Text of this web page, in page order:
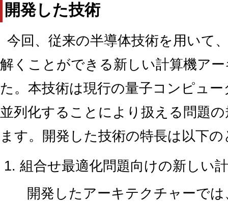
開発した技術
今回、従来の半導体技術を用いて
解くことができる新しい計算機ア
た。本技術は現行の量子コンピュ
並列化することにより扱える問題
ます。開発した技術の特長は以下
組合せ最適化問題向けの新しい
開発したアーキテクチャーで